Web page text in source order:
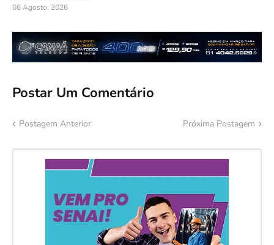
06 Agosto, 2026
Postar Um Comentário
Postagem Anterior Próxima Postagem